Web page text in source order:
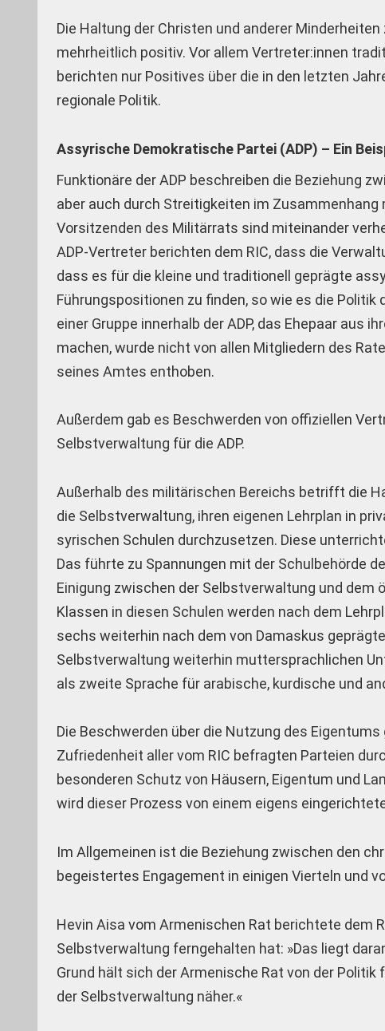
Die Haltung der Christen und anderer
mehrheitlich positiv. Vor allem Vertreter:innen
berichten nur Positives über die in den letzten
regionale Politik.
Assyrische Demokratische Partei (ADP) – Ein
Funktionäre der ADP beschreiben die Beziehung
aber auch durch Streitigkeiten im
Vorsitzenden des Militärrats sind miteinander
ADP-Vertreter berichten dem RIC, dass die
dass es für die kleine und traditionell geprägte
Führungspositionen zu finden, so wie es die
einer Gruppe innerhalb der ADP, das Ehepaar aus
machen, wurde nicht von allen Mitgliedern des
seines Amtes enthoben.
Außerdem gab es Beschwerden von offiziellen
Selbstverwaltung für die ADP.
Außerhalb des militärischen Bereichs betrifft die
die Selbstverwaltung, ihren eigenen Lehrplan in
syrischen Schulen durchzusetzen. Diese
Das führte zu Spannungen mit der Schulbehörde
Einigung zwischen der Selbstverwaltung und
Klassen in diesen Schulen werden nach dem
sechs weiterhin nach dem von Damaskus
Selbstverwaltung weiterhin muttersprachlichen
als zweite Sprache für arabische, kurdische und
Die Beschwerden über die Nutzung des
Zufriedenheit aller vom RIC befragten Parteien
besonderen Schutz von Häusern, Eigentum und
wird dieser Prozess von einem eigens
Im Allgemeinen ist die Beziehung zwischen den
begeistertes Engagement in einigen Vierteln und
Hevin Aisa vom Armenischen Rat berichtete dem
Selbstverwaltung ferngehalten hat: »Das liegt
Grund hält sich der Armenische Rat von der
der Selbstverwaltung näher.«